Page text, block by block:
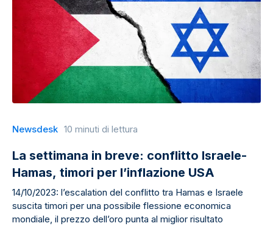
Newsdesk 10 minuti di lettura
La settimana in breve: conflitto Israele-
Hamas, timori per l’inflazione USA
14/10/2023: l’escalation del conflitto tra Hamas e Israele
suscita timori per una possibile flessione economica
mondiale, il prezzo dell’oro punta al miglior risultato